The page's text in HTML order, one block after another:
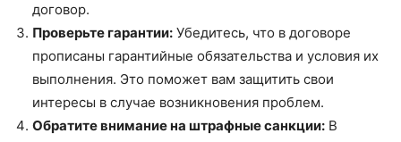
договор.
Проверьте гарантии: Убедитесь, что в договоре
прописаны гарантийные обязательства и условия их
выполнения. Это поможет вам защитить свои
интересы в случае возникновения проблем.
Обратите внимание на штрафные санкции: В